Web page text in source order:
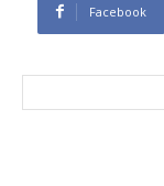
Facebook